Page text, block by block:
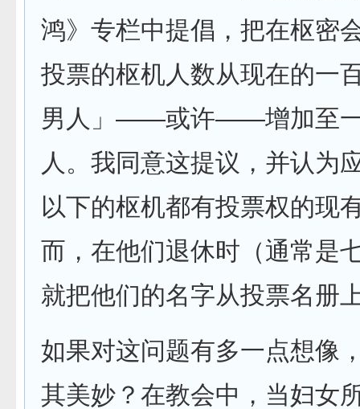
鸿》专栏中提倡，把在枢密
投票的枢机人数从现在的一
男人」——或许——增加至
人。我同意这提议，并认为
以下的枢机都有投票权的现
而，在他们退休时（通常是
就把他们的名字从投票名册
如果对这问题有多一点想像
其美妙？在教会中，当妇女